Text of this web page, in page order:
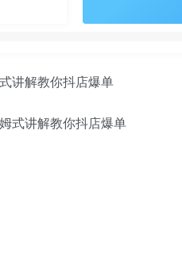
讲解教你抖店爆单